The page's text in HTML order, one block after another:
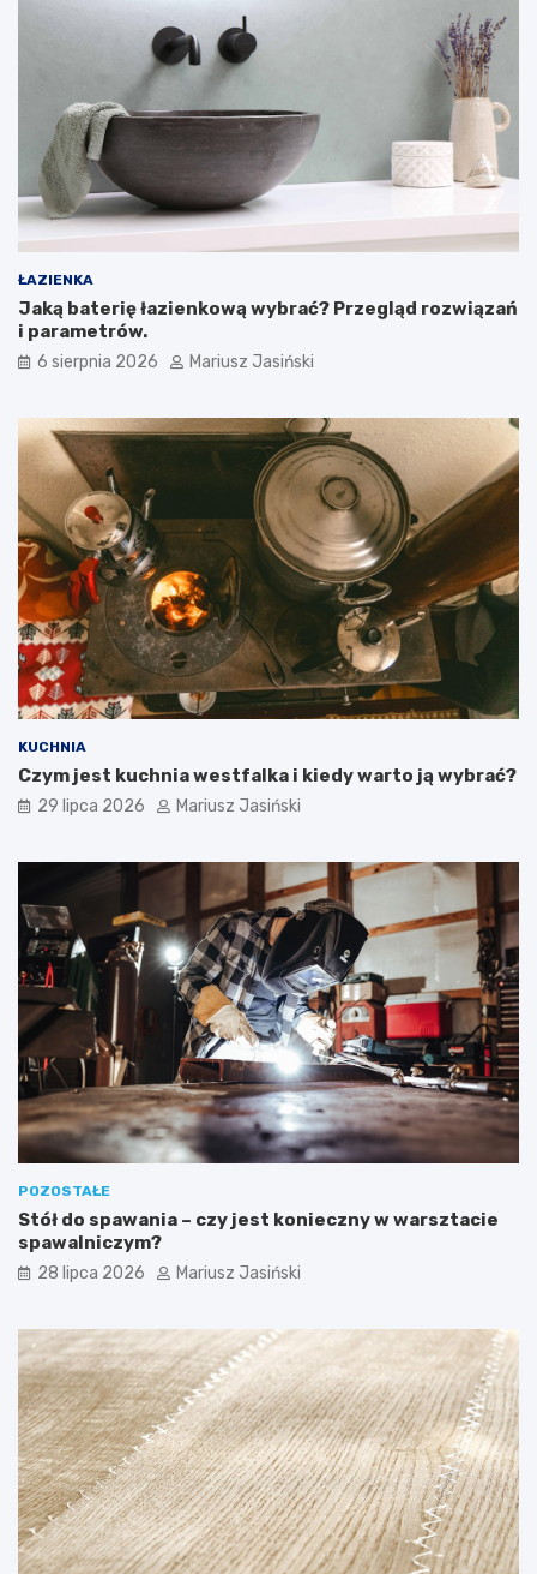
ŁAZIENKA
Jaką baterię łazienkową wybrać? Przegląd rozwiązań
i parametrów.
6 sierpnia 2026 Mariusz Jasiński
KUCHNIA
Czym jest kuchnia westfalka i kiedy warto ją wybrać?
29 lipca 2026 Mariusz Jasiński
POZOSTAŁE
Stół do spawania – czy jest konieczny w warsztacie
spawalniczym?
28 lipca 2026 Mariusz Jasiński